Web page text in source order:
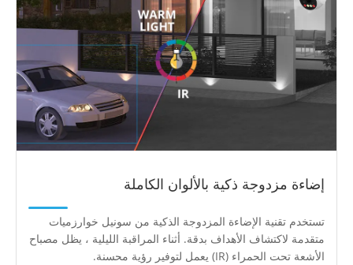
إضاءة مزدوجة ذكية بالألوان الكاملة
تستخدم تقنية الإضاءة المزدوجة الذكية من سونيل خوارزميات
متقدمة لاكتشاف الأهداف بدقة. أثناء المراقبة الليلية ، يظل مصباح
الأشعة تحت الحمراء (IR) يعمل لتوفير رؤية محسنة.